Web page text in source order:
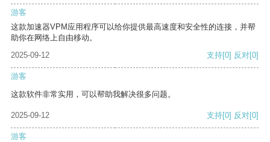
游客
这款加速器VPM应用程序可以给你提供最高速度和安全性的连接，并帮
助你在网络上自由移动。
2025-09-12
支持[0] 反对[0]
游客
这款软件非常实用，可以帮助我解决很多问题。
2025-09-12 支持[0] 反对[0]
游客